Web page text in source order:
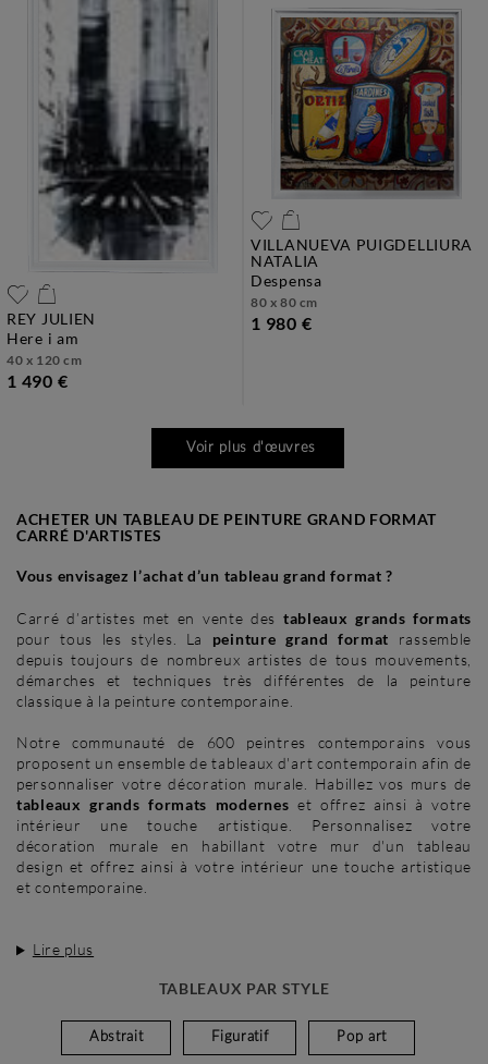
REY JULIEN
here i am
40 x 120 cm
1 490 €
VILLANUEVA PUIGDELLIURA
NATALIA
despensa
80 x 80 cm
1 980 €
Voir plus d'œuvres
ACHETER UN TABLEAU DE PEINTURE GRAND FORMAT
CARRÉ D'ARTISTES
Vous envisagez l’achat d’un tableau grand format ?
Carré d’artistes met en vente des tableaux grands formats
pour tous les styles. La peinture grand format rassemble
depuis toujours de nombreux artistes de tous mouvements,
démarches et techniques très différentes de la peinture
classique à la peinture contemporaine.
Notre communauté de 600 peintres contemporains vous
proposent un ensemble de tableaux d'art contemporain afin de
personnaliser votre décoration murale. Habillez vos murs de
tableaux grands formats modernes et offrez ainsi à votre
intérieur une touche artistique. Personnalisez votre
décoration murale en habillant votre mur d'un tableau
design et offrez ainsi à votre intérieur une touche artistique
et contemporaine.
Lire plus
TABLEAUX PAR STYLE
Abstrait Figuratif Pop art